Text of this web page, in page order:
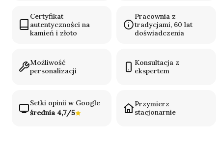
Certyfikat
autentyczności na
kamień i złoto
Pracownia z
tradycjami, 60 lat
doświadczenia
Możliwość
personalizacji
Konsultacja z
ekspertem
Setki opinii w Google
średnia 4,7/5
Przymierz
stacjonarnie